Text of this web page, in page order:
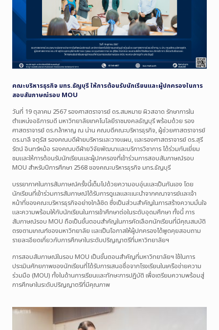
คณะบริหารธุรกิจ มทร.ธัญบุรี ให้การต้อนรับนักเรียนและผู้ปกครองในการ
สอบสัมภาษณ์รอบ MOU
วันที่ 19 ตุลาคม 2567 รองศาสตราจารย์ ดร.สมหมาย ผิวสอาด รักษาการใน
ตำแหน่งอธิการบดี มหาวิทยาลัยเทคโนโลยีราชมงคลธัญบุรี พร้อมด้วย รอง
ศาสตราจารย์ ดร.กล้าหาญ ณ น่าน คณบดีคณะบริหารธุรกิจ, ผู้ช่วยศาสตราจารย์
ดร.มาลี จตุรัส รองคณบดีฝ่ายบริหารและวางแผน, และรองศาสตราจารย์ ดร.สุรี
รัตน์ อินทร์หม้อ รองคณบดีฝ่ายวิจัยพัฒนาและบริการวิชาการ ได้ร่วมกันเยี่ยม
ชมและให้การต้อนรับนักเรียนและผู้ปกครองที่เข้าร่วมการสอบสัมภาษณ์รอบ
MOU สำหรับปีการศึกษา 2568 ของคณะบริหารธุรกิจ มทร.ธัญบุรี
บรรยากาศในการสัมภาษณ์ครั้งนี้เต็มไปด้วยความอบอุ่นและเป็นกันเอง โดย
นักเรียนที่เข้าร่วมการสัมภาษณ์ได้รับการดูแลและแนะนำจากคณาจารย์และเจ้า
หน้าที่ของคณะบริหารธุรกิจอย่างใกล้ชิด ซึ่งเป็นส่วนสำคัญในการสร้างความมั่นใจ
และความพร้อมให้กับนักเรียนในการเข้าศึกษาต่อในระดับอุดมศึกษา ทั้งนี้ การ
สัมภาษณ์รอบ MOU ถือเป็นขั้นตอนสำคัญในการคัดเลือกนักเรียนที่มีคุณสมบัติ
ตรงตามเกณฑ์ของมหาวิทยาลัย และเป็นโอกาสให้ผู้ปกครองได้พูดคุยสอบถาม
รายละเอียดเกี่ยวกับการศึกษาในระดับปริญญาตรีที่มหาวิทยาลัยฯ
การสอบสัมภาษณ์ในรอบ MOU เป็นขั้นตอนสำคัญที่มหาวิทยาลัยฯ ใช้ในการ
ประเมินศักยภาพของนักเรียนที่ได้รับการเสนอชื่อจากโรงเรียนในเครือข่ายความ
ร่วมมือ (MOU) ทั้งในด้านการเรียนและทักษะการปฏิบัติ เพื่อเตรียมความพร้อมสู่
การศึกษาในระดับปริญญาตรีที่มีคุณภาพ